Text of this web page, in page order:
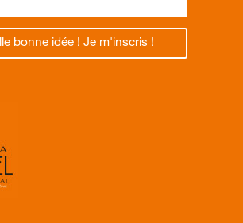
bonne idée ! Je m'inscris !